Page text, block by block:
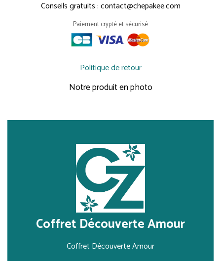
Conseils gratuits : contact@chepakee.com
Paiement crypté et sécurisé
Politique de retour
Notre produit en photo
Coffret Découverte Amour
Coffret Découverte Amour